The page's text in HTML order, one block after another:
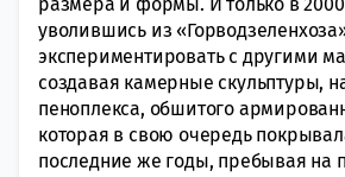
уволившись из
экспериментировать с другими
создавая камерные скульптуры,
пеноплекса, обшитого
которая в свою очередь
последние же годы, пребывая на